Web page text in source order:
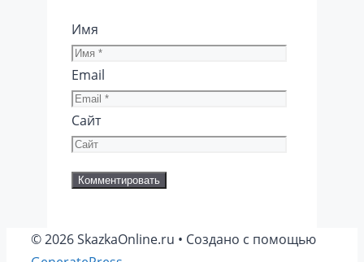
Имя
Email
Сайт
© 2026 SkazkaOnline.ru • Создано с помощью